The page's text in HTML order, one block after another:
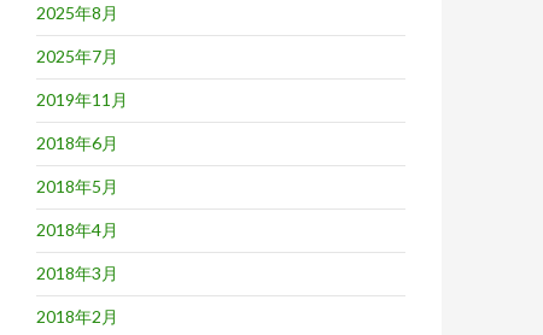
2025年8月
2025年7月
2019年11月
2018年6月
2018年5月
2018年4月
2018年3月
2018年2月